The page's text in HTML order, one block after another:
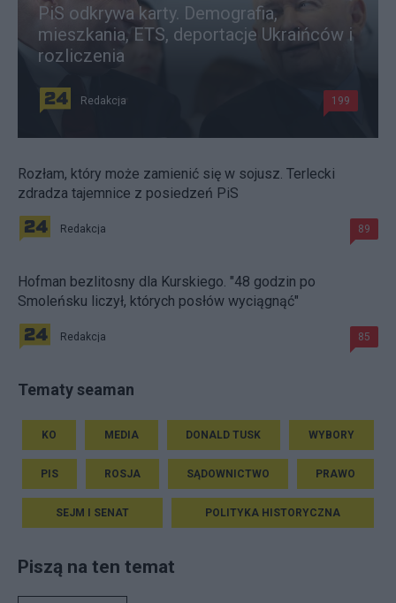
PiS odkrywa karty. Demografia,
mieszkania, ETS, deportacje Ukraińców i
rozliczenia
Redakcja 199
Rozłam, który może zamienić się w sojusz. Terlecki
zdradza tajemnice z posiedzeń PiS
Redakcja 89
Hofman bezlitosny dla Kurskiego. "48 godzin po
Smoleńsku liczył, których posłów wyciągnąć"
Redakcja 85
Tematy seaman
KO MEDIA DONALD TUSK WYBORY
PIS ROSJA SĄDOWNICTWO PRAWO
SEJM I SENAT POLITYKA HISTORYCZNA
Piszą na ten temat